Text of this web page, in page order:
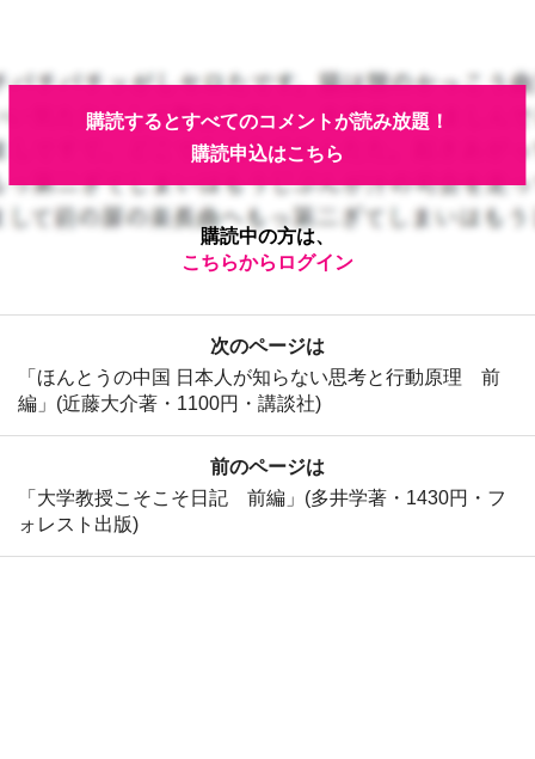
購読するとすべてのコメントが読み放題！
購読申込はこちら
購読中の方は、
こちらからログイン
前のページは
「大学教授こそこそ日記 前編」(多井学著・1430円・フ
ォレスト出版)
次のページは
「ほんとうの中国 日本人が知らない思考と行動原理 前
編」(近藤大介著・1100円・講談社)